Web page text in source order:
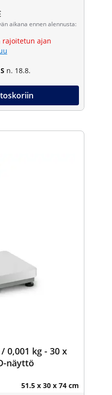
aikana ennen alennusta:
rajoitetun ajan
n. 18.8.
0,001 kg - 30 x
näyttö
51.5 x 30 x 74 cm